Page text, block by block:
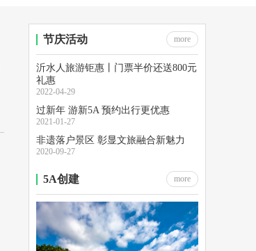
节庆活动 more
沂水人旅游钜惠丨门票半价还送800元
礼惠
2022-04-29
过新年 游新5A 预约出行更优惠
2021-01-27
非遗落户景区 彰显文旅融合新魅力
2020-09-27
5A创建 more